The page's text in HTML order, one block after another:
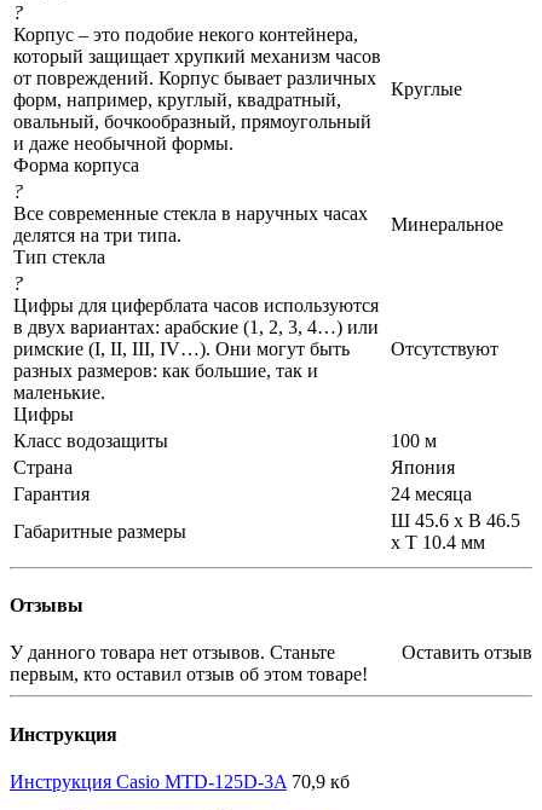
?
Корпус – это подобие некого контейнера,
который защищает хрупкий механизм часов
от повреждений. Корпус бывает различных
форм, например, круглый, квадратный,
овальный, бочкообразный, прямоугольный
и даже необычной формы.
Форма корпуса
Круглые
?
Все современные стекла в наручных часах
делятся на три типа.
Тип стекла
Минеральное
?
Цифры для циферблата часов используются
в двух вариантах: арабские (1, 2, 3, 4…) или
римские (I, II, III, IV…). Они могут быть
разных размеров: как большие, так и
маленькие.
Цифры
Отсутствуют
Класс водозащиты
100 м
Страна
Япония
Гарантия
24 месяца
Габаритные размеры
Ш 45.6 x В 46.5
x Т 10.4 мм
Отзывы
Оставить отзыв
У данного товара нет отзывов. Станьте
первым, кто оставил отзыв об этом товаре!
Инструкция
Инструкция Casio MTD-125D-3A 70,9 кб